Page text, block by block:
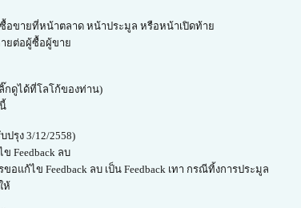
อขายที่หน้าตลาด หน้าประมูล หรือหน้าเปิดท้าย
ายต่อผู้ซื้อผู้ขาย
กดูได้ที่โลโก้ของท่าน)
รุง 3/12/2558)
Feedback ลบ
แก้ไข Feedback ลบ เป็น Feedback เทา กรณีทิ้งการประมูล
ห้